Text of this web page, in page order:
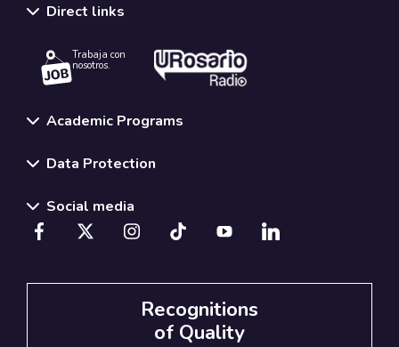
Direct links
Trabaja con
nosotros.
Academic Programs
Data Protection
Social media
Recognitions
of Quality